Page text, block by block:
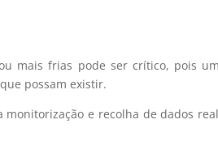
mais frias pode ser crítico, pois
possam existir.
e recolha de dados